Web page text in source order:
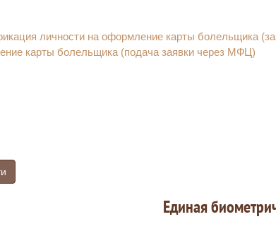
личности на оформление карты болельщика
карты болельщика (подача заявки через МФЦ)
Единая